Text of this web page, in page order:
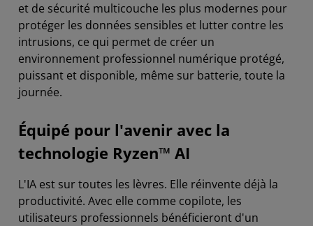
et de sécurité multicouche les plus modernes pour
protéger les données sensibles et lutter contre les
intrusions, ce qui permet de créer un
environnement professionnel numérique protégé,
puissant et disponible, même sur batterie, toute la
journée.
Équipé pour l'avenir avec la
technologie Ryzen™ AI
L'IA est sur toutes les lèvres. Elle réinvente déjà la
productivité. Avec elle comme copilote, les
utilisateurs professionnels bénéficieront d'un